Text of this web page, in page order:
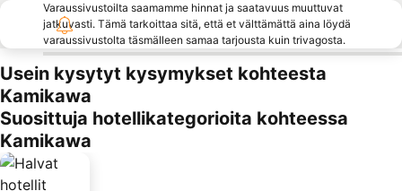
Varaussivustoilta saamamme hinnat ja saatavuus muuttuvat
jatkuvasti. Tämä tarkoittaa sitä, että et välttämättä aina löydä
varaussivustolta täsmälleen samaa tarjousta kuin trivagosta.
Usein kysytyt kysymykset kohteesta
Kamikawa
Suosittuja hotellikategorioita kohteessa
Kamikawa